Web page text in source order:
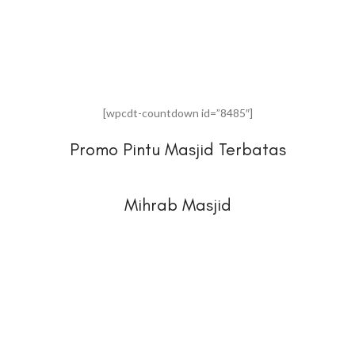
[wpcdt-countdown id=”8485″]
Promo Pintu Masjid Terbatas
Mihrab Masjid